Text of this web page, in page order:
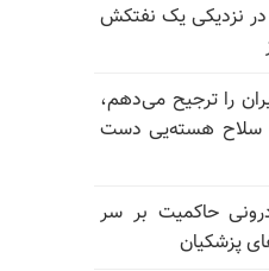
در نزدیکی یک نفتکش
را ترجیح می‌دهم،
به سلاح هسته‌یی دست
حاکمیت بر سر
پزشکیان